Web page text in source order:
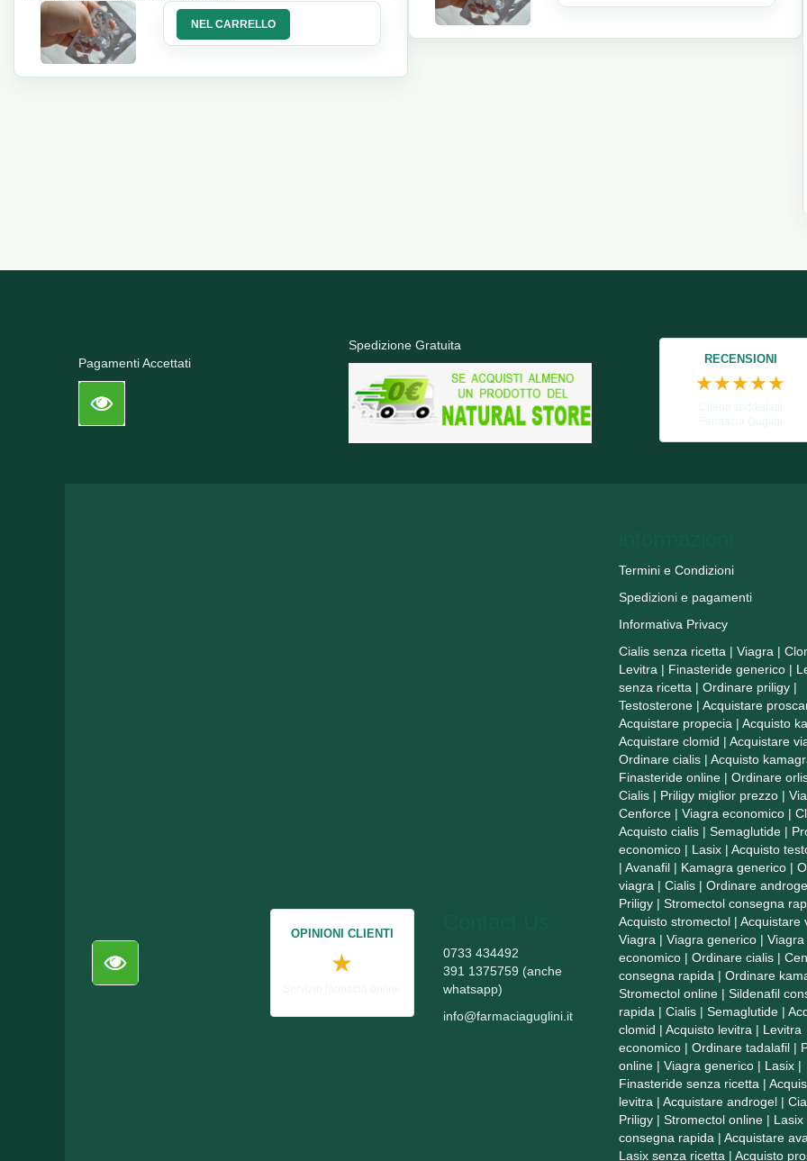
NEL CARRELLO
Pagamenti Accettati
Spedizione Gratuita
RECENSIONI
★★★★★
OPINIONI CLIENTI
★
0733 434492
391 1375759 (anche
whatsapp)
info@farmaciaguglini.it
Termini e Condizioni
Spedizioni e pagamenti
Informativa Privacy
Cialis senza ricetta | Viagra |
Levitra | Finasteride generico |
senza ricetta | Ordinare priligy |
Testosterone | Acquistare
Acquistare propecia | Acquisto
Acquistare clomid | Acquistare
Ordinare cialis | Acquisto
Finasteride online | Ordinare
Cialis | Priligy miglior prezzo |
Cenforce | Viagra economico |
Acquisto cialis | Semaglutide |
economico | Lasix | Acquisto
| Avanafil | Kamagra generico |
viagra | Cialis | Ordinare
Priligy | Stromectol consegna
Acquisto stromectol | Acquistare
Viagra | Viagra generico | Viagra
economico | Ordinare cialis |
consegna rapida | Ordinare
Stromectol online | Sildenafil
rapida | Cialis | Semaglutide |
clomid | Acquisto levitra | Levitra
economico | Ordinare tadalafil |
online | Viagra generico | Lasix |
Finasteride senza ricetta |
levitra | Acquistare androgel |
Priligy | Stromectol online | Lasix
consegna rapida | Acquistare
Lasix senza ricetta | Acquisto